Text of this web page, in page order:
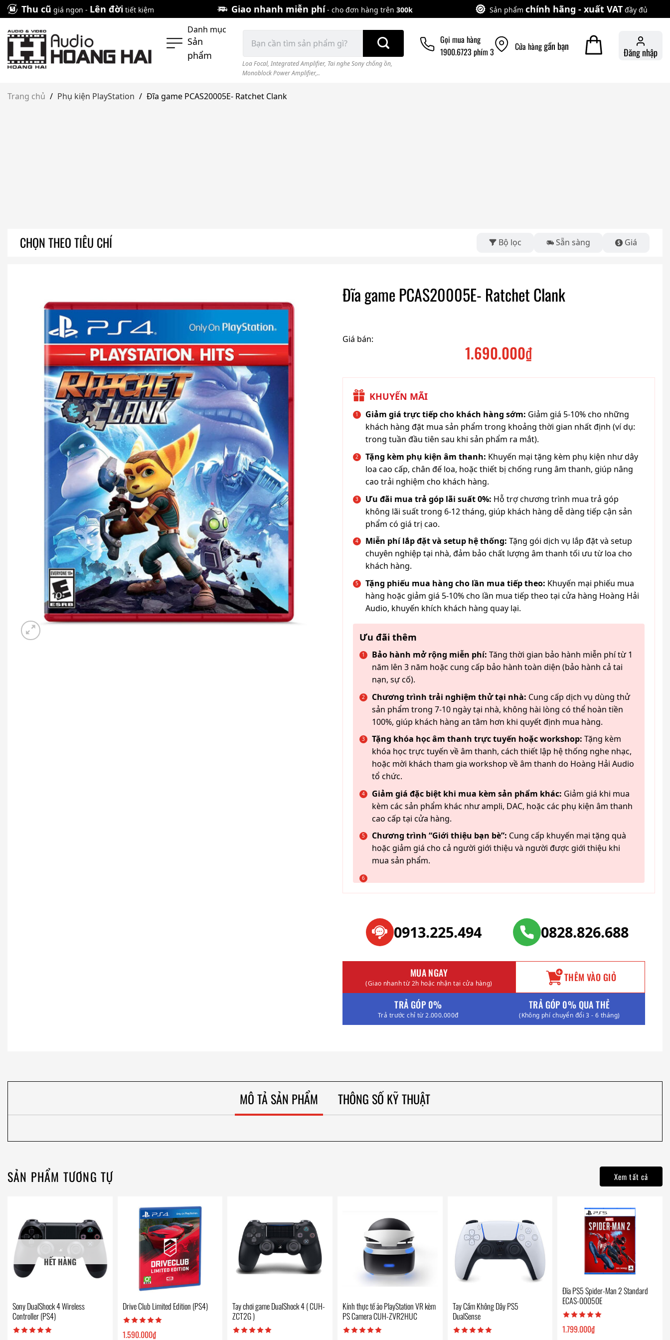
Skip
to
content
Thu cũ giá ngon - Lên đời tiết kiệm Giao nhanh miễn phí- cho đơn hàng trên 300k Sản phẩm chính hãng - xuất VAT đầy đủ
Danh mục
Sản
phẩm
kiếm:
Loa Focal, Integrated Amplifier, Tai nghe Sony chống ồn,
Monoblock Power Amplifier,..
Gọi mua hàng
1900.6723 phím 3
Cửa hànggần bạn Đăng nhập
Trang chủ / Phụ kiện PlayStation / Đĩa game PCAS20005E- Ratchet Clank
CHỌN THEO TIÊU CHÍ Bộ lọc Sẵn sàng Giá
Đĩa game PCAS20005E- Ratchet Clank
Giá bán:
1.690.000₫
KHUYẾN MÃI
Giảm giá trực tiếp cho khách hàng sớm: Giảm giá 5-10% cho những
khách hàng đặt mua sản phẩm trong khoảng thời gian nhất định (ví dụ:
trong tuần đầu tiên sau khi sản phẩm ra mắt).
Tặng kèm phụ kiện âm thanh: Khuyến mại tặng kèm phụ kiện như dây
loa cao cấp, chân đế loa, hoặc thiết bị chống rung âm thanh, giúp nâng
cao trải nghiệm cho khách hàng.
Ưu đãi mua trả góp lãi suất 0%: Hỗ trợ chương trình mua trả góp
không lãi suất trong 6-12 tháng, giúp khách hàng dễ dàng tiếp cận sản
phẩm có giá trị cao.
Miễn phí lắp đặt và setup hệ thống: Tặng gói dịch vụ lắp đặt và setup
chuyên nghiệp tại nhà, đảm bảo chất lượng âm thanh tối ưu từ loa cho
khách hàng.
Tặng phiếu mua hàng cho lần mua tiếp theo: Khuyến mại phiếu mua
hàng hoặc giảm giá 5-10% cho lần mua tiếp theo tại cửa hàng Hoàng Hải
Audio, khuyến khích khách hàng quay lại.
Ưu đãi thêm
Bảo hành mở rộng miễn phí: Tăng thời gian bảo hành miễn phí từ 1
năm lên 3 năm hoặc cung cấp bảo hành toàn diện (bảo hành cả tai
nạn, sự cố).
Chương trình trải nghiệm thử tại nhà: Cung cấp dịch vụ dùng thử
sản phẩm trong 7-10 ngày tại nhà, không hài lòng có thể hoàn tiền
100%, giúp khách hàng an tâm hơn khi quyết định mua hàng.
Tặng khóa học âm thanh trực tuyến hoặc workshop: Tặng kèm
khóa học trực tuyến về âm thanh, cách thiết lập hệ thống nghe nhạc,
hoặc mời khách tham gia workshop về âm thanh do Hoàng Hải Audio
tổ chức.
Giảm giá đặc biệt khi mua kèm sản phẩm khác: Giảm giá khi mua
kèm các sản phẩm khác như ampli, DAC, hoặc các phụ kiện âm thanh
cao cấp tại cửa hàng.
Chương trình “Giới thiệu bạn bè”: Cung cấp khuyến mại tặng quà
hoặc giảm giá cho cả người giới thiệu và người được giới thiệu khi
mua sản phẩm.
0913.225.494 0828.826.688
MUA NGAY
(Giao nhanh từ 2h hoặc nhận tại cửa hàng) THÊM VÀO GIỎ
TRẢ GÓP 0%
Trả trước chỉ từ 2.000.000đ
TRẢ GÓP 0% QUA THẺ
(Không phí chuyển đổi 3 - 6 tháng)
MÔ TẢ SẢN PHẨM THÔNG SỐ KỸ THUẬT
SẢN PHẨM TƯƠNG TỰ Xem tất cả
HẾT HÀNG
Sony DualShock 4 Wireless
Controller (PS4)
Drive Club Limited Edition (PS4)
1.590.000₫
Tay chơi game DualShock 4 ( CUH-
ZCT2G )
Kính thực tế ảo PlayStation VR kèm
PS Camera CUH-ZVR2HUC
Tay Cầm Không Dây PS5
DualSense
Đĩa PS5 Spider-Man 2 Standard
ECAS-00050E
1.799.000₫